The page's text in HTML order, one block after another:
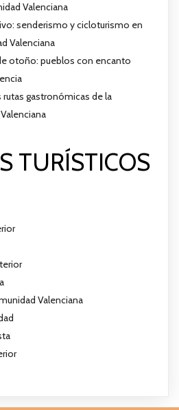
Valenciana
senderismo y cicloturismo en
Valenciana
otoño: pueblos con encanto
rutas gastronómicas de la
TURÍSTICOS
Valenciana